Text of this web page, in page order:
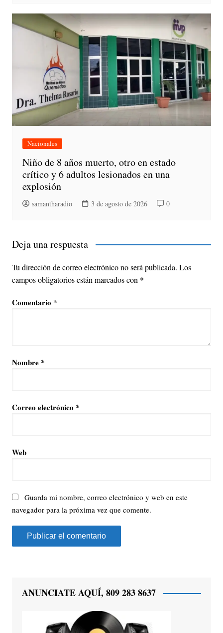
Nacionales
Niño de 8 años muerto, otro en estado
crítico y 6 adultos lesionados en una
explosión
samantharadio 3 de agosto de 2026 0
Deja una respuesta
Tu dirección de correo electrónico no será publicada. Los
campos obligatorios están marcados con *
Comentario *
Nombre *
Correo electrónico *
Web
Guarda mi nombre, correo electrónico y web en este
navegador para la próxima vez que comente.
ANUNCIATE AQUÍ, 809 283 8637